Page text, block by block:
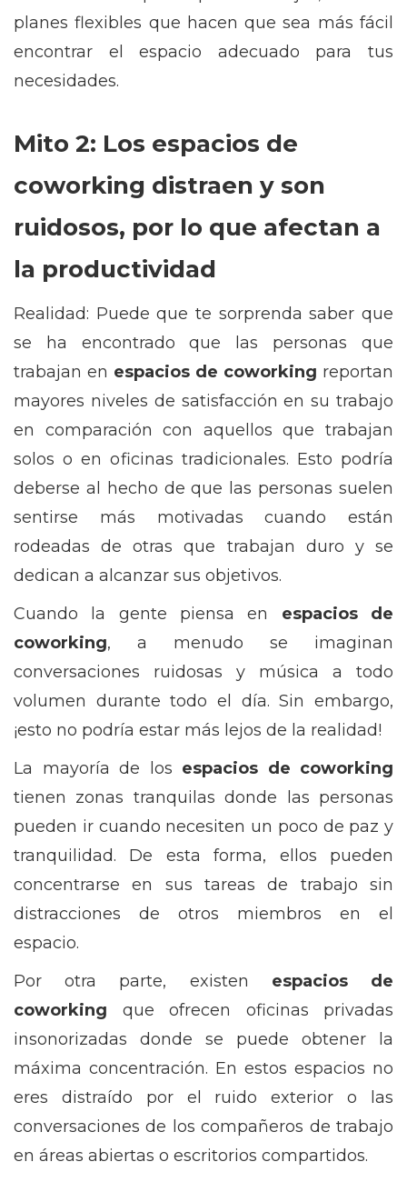
planes flexibles que hacen que sea más fácil
encontrar el espacio adecuado para tus
necesidades.
Mito 2: Los espacios de
coworking distraen y son
ruidosos, por lo que afectan a
la productividad
Realidad: Puede que te sorprenda saber que
se ha encontrado que las personas que
trabajan en espacios de coworking reportan
mayores niveles de satisfacción en su trabajo
en comparación con aquellos que trabajan
solos o en oficinas tradicionales. Esto podría
deberse al hecho de que las personas suelen
sentirse más motivadas cuando están
rodeadas de otras que trabajan duro y se
dedican a alcanzar sus objetivos.
Cuando la gente piensa en espacios de
coworking, a menudo se imaginan
conversaciones ruidosas y música a todo
volumen durante todo el día. Sin embargo,
¡esto no podría estar más lejos de la realidad!
La mayoría de los espacios de coworking
tienen zonas tranquilas donde las personas
pueden ir cuando necesiten un poco de paz y
tranquilidad. De esta forma, ellos pueden
concentrarse en sus tareas de trabajo sin
distracciones de otros miembros en el
espacio.
Por otra parte, existen espacios de
coworking que ofrecen oficinas privadas
insonorizadas donde se puede obtener la
máxima concentración. En estos espacios no
eres distraído por el ruido exterior o las
conversaciones de los compañeros de trabajo
en áreas abiertas o escritorios compartidos.